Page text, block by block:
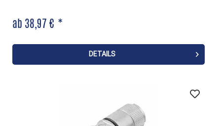
ab 38,97 € *
DETAILS